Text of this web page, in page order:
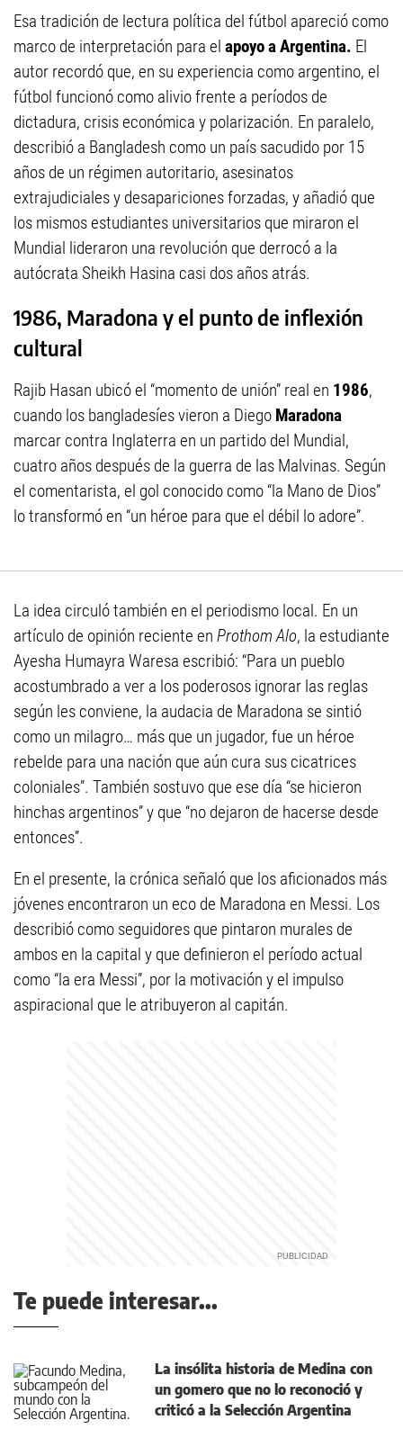
Esa tradición de lectura política del fútbol apareció como
marco de interpretación para el apoyo a Argentina. El
autor recordó que, en su experiencia como argentino, el
fútbol funcionó como alivio frente a períodos de
dictadura, crisis económica y polarización. En paralelo,
describió a Bangladesh como un país sacudido por 15
años de un régimen autoritario, asesinatos
extrajudiciales y desapariciones forzadas, y añadió que
los mismos estudiantes universitarios que miraron el
Mundial lideraron una revolución que derrocó a la
autócrata Sheikh Hasina casi dos años atrás.
1986, Maradona y el punto de inflexión
cultural
Rajib Hasan ubicó el “momento de unión” real en 1986,
cuando los bangladesíes vieron a Diego Maradona
marcar contra Inglaterra en un partido del Mundial,
cuatro años después de la guerra de las Malvinas. Según
el comentarista, el gol conocido como “la Mano de Dios”
lo transformó en “un héroe para que el débil lo adore”.
La idea circuló también en el periodismo local. En un
artículo de opinión reciente en Prothom Alo, la estudiante
Ayesha Humayra Waresa escribió: “Para un pueblo
acostumbrado a ver a los poderosos ignorar las reglas
según les conviene, la audacia de Maradona se sintió
como un milagro… más que un jugador, fue un héroe
rebelde para una nación que aún cura sus cicatrices
coloniales”. También sostuvo que ese día “se hicieron
hinchas argentinos” y que “no dejaron de hacerse desde
entonces”.
En el presente, la crónica señaló que los aficionados más
jóvenes encontraron un eco de Maradona en Messi. Los
describió como seguidores que pintaron murales de
ambos en la capital y que definieron el período actual
como “la era Messi”, por la motivación y el impulso
aspiracional que le atribuyeron al capitán.
Te puede interesar...
La insólita historia de Medina con
un gomero que no lo reconoció y
criticó a la Selección Argentina